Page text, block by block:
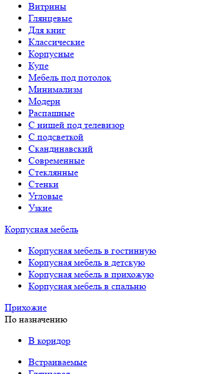
Витрины
Глянцевые
Для книг
Классические
Корпусные
Купе
Мебель под потолок
Минимализм
Модерн
Распашные
С нишей под телевизор
С подсветкой
Скандинавский
Современные
Стеклянные
Стенки
Угловые
Узкие
Корпусная мебель
Корпусная мебель в гостинную
Корпусная мебель в детскую
Корпусная мебель в прихожую
Корпусная мебель в спальню
Прихожие
По назначению
В коридор
Встраиваемые